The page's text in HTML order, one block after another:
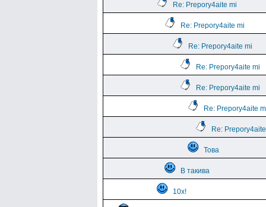
Re: Prepory4aite mi
Re: Prepory4aite mi
Re: Prepory4aite mi
Re: Prepory4aite mi
Re: Prepory4aite mi
Re: Prepory4aite
Re:
Това
В такива
10х!